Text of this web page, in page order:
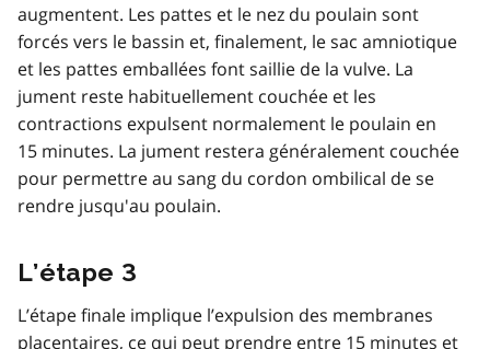
augmentent. Les pattes et le nez du poulain sont
forcés vers le bassin et, finalement, le sac amniotique
et les pattes emballées font saillie de la vulve. La
jument reste habituellement couchée et les
contractions expulsent normalement le poulain en
15 minutes. La jument restera généralement couchée
pour permettre au sang du cordon ombilical de se
rendre jusqu'au poulain.
L’étape 3
L’étape finale implique l’expulsion des membranes
placentaires, ce qui peut prendre entre 15 minutes et